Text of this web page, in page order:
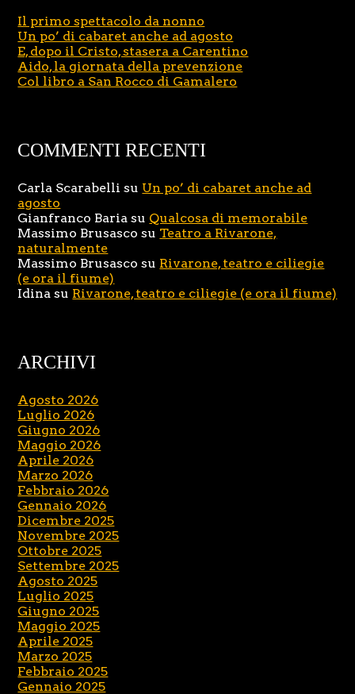
Il primo spettacolo da nonno
Un po’ di cabaret anche ad agosto
E, dopo il Cristo, stasera a Carentino
Aido, la giornata della prevenzione
Col libro a San Rocco di Gamalero
COMMENTI RECENTI
Carla Scarabelli su Un po’ di cabaret anche ad
agosto
Gianfranco Baria su Qualcosa di memorabile
Massimo Brusasco su Teatro a Rivarone,
naturalmente
Massimo Brusasco su Rivarone, teatro e ciliegie
(e ora il fiume)
Idina su Rivarone, teatro e ciliegie (e ora il fiume)
ARCHIVI
Agosto 2026
Luglio 2026
Giugno 2026
Maggio 2026
Aprile 2026
Marzo 2026
Febbraio 2026
Gennaio 2026
Dicembre 2025
Novembre 2025
Ottobre 2025
Settembre 2025
Agosto 2025
Luglio 2025
Giugno 2025
Maggio 2025
Aprile 2025
Marzo 2025
Febbraio 2025
Gennaio 2025